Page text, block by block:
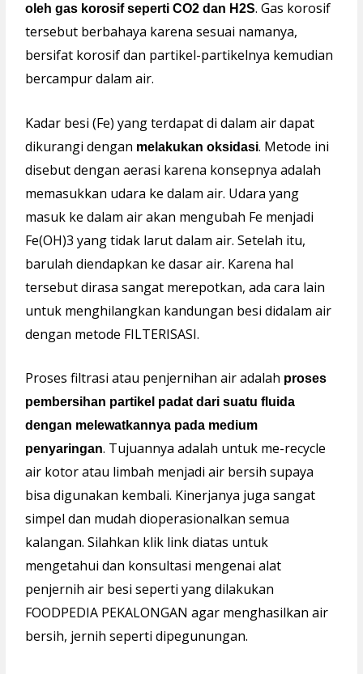
oleh gas korosif seperti CO2 dan H2S. Gas korosif
tersebut berbahaya karena sesuai namanya,
bersifat korosif dan partikel-partikelnya kemudian
bercampur dalam air.
Kadar besi (Fe) yang terdapat di dalam air dapat
dikurangi dengan melakukan oksidasi. Metode ini
disebut dengan aerasi karena konsepnya adalah
memasukkan udara ke dalam air. Udara yang
masuk ke dalam air akan mengubah Fe menjadi
Fe(OH)3 yang tidak larut dalam air. Setelah itu,
barulah diendapkan ke dasar air. Karena hal
tersebut dirasa sangat merepotkan, ada cara lain
untuk menghilangkan kandungan besi didalam air
dengan metode FILTERISASI.
Proses filtrasi atau penjernihan air adalah proses
pembersihan partikel padat dari suatu fluida
dengan melewatkannya pada medium
penyaringan. Tujuannya adalah untuk me-recycle
air kotor atau limbah menjadi air bersih supaya
bisa digunakan kembali. Kinerjanya juga sangat
simpel dan mudah dioperasionalkan semua
kalangan. Silahkan klik link diatas untuk
mengetahui dan konsultasi mengenai alat
penjernih air besi seperti yang dilakukan
FOODPEDIA PEKALONGAN agar menghasilkan air
bersih, jernih seperti dipegunungan.